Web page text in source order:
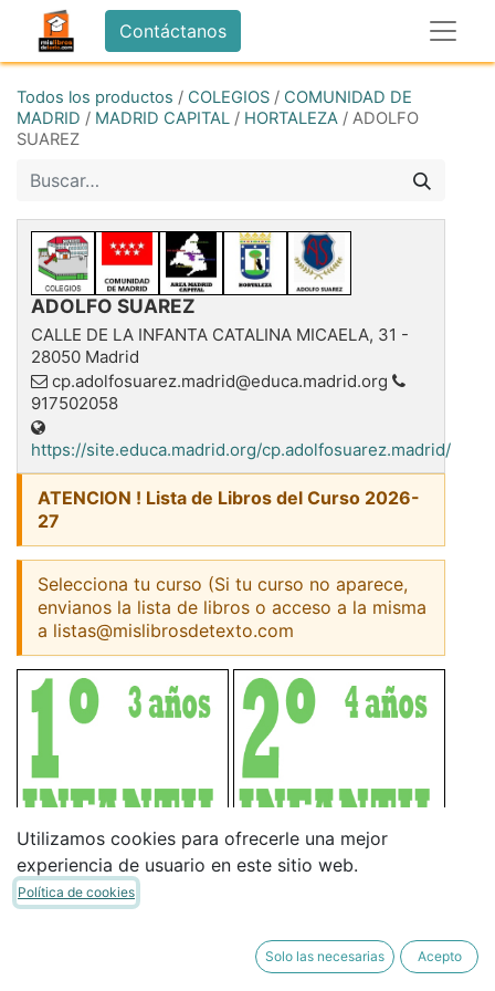
Contáctanos
Todos los productos / COLEGIOS / COMUNIDAD DE
MADRID / MADRID CAPITAL / HORTALEZA / ADOLFO
SUAREZ
ADOLFO SUAREZ
CALLE DE LA INFANTA CATALINA MICAELA, 31 -
28050 Madrid
cp.adolfosuarez.madrid@educa.madrid.org
917502058
https://site.educa.madrid.org/cp.adolfosuarez.madrid/
ATENCION ! Lista de Libros del Curso 2026-
27
Selecciona tu curso (Si tu curso no aparece,
envianos la lista de libros o acceso a la misma
a listas@mislibrosdetexto.com
Utilizamos cookies para ofrecerle una mejor
experiencia de usuario en este sitio web.
Política de cookies
Solo las necesarias Acepto